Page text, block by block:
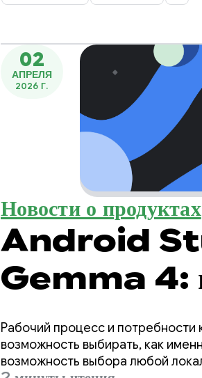
02
АПРЕЛЯ
2026 Г.
Новости о продуктах
Android
Gemma 4:
эффективную
агентного
Рабочий процесс и потребности
возможность выбирать, как
возможность выбора любой